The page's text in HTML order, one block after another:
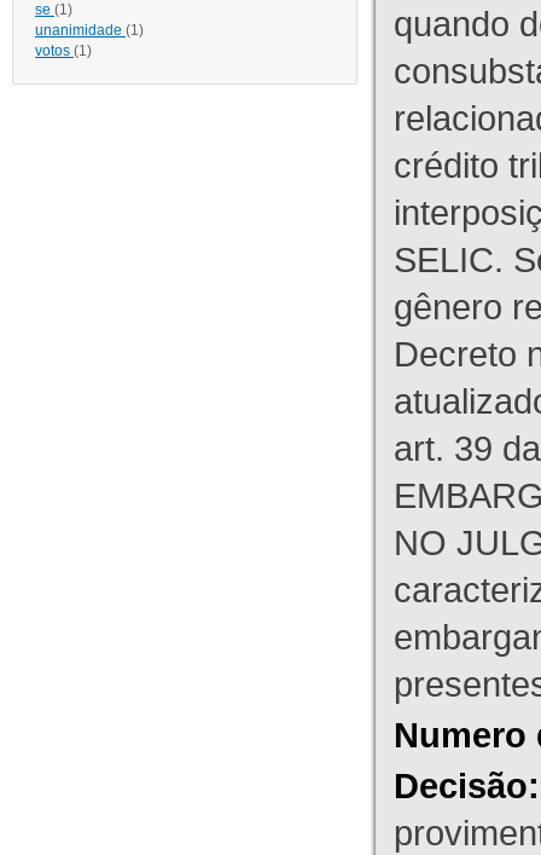
se (1)
unanimidade (1)
votos (1)
quando
crédito
SELIC.
gênero
Decreto
art. 39
NO
Numero
Decisão: